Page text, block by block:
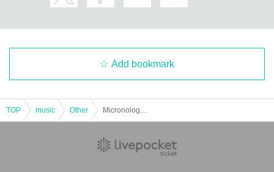
Add bookmark
TOP music Other